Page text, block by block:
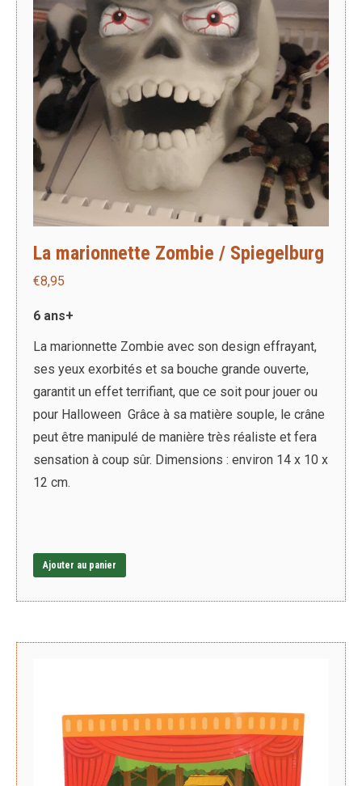
La marionnette Zombie / Spiegelburg
€8,95
6 ans+
La marionnette Zombie avec son design effrayant,
ses yeux exorbités et sa bouche grande ouverte,
garantit un effet terrifiant, que ce soit pour jouer ou
pour Halloween Grâce à sa matière souple, le crâne
peut être manipulé de manière très réaliste et fera
sensation à coup sûr. Dimensions : environ 14 x 10 x
12 cm.
Ajouter au panier